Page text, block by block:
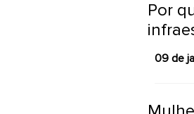
Por
09 de